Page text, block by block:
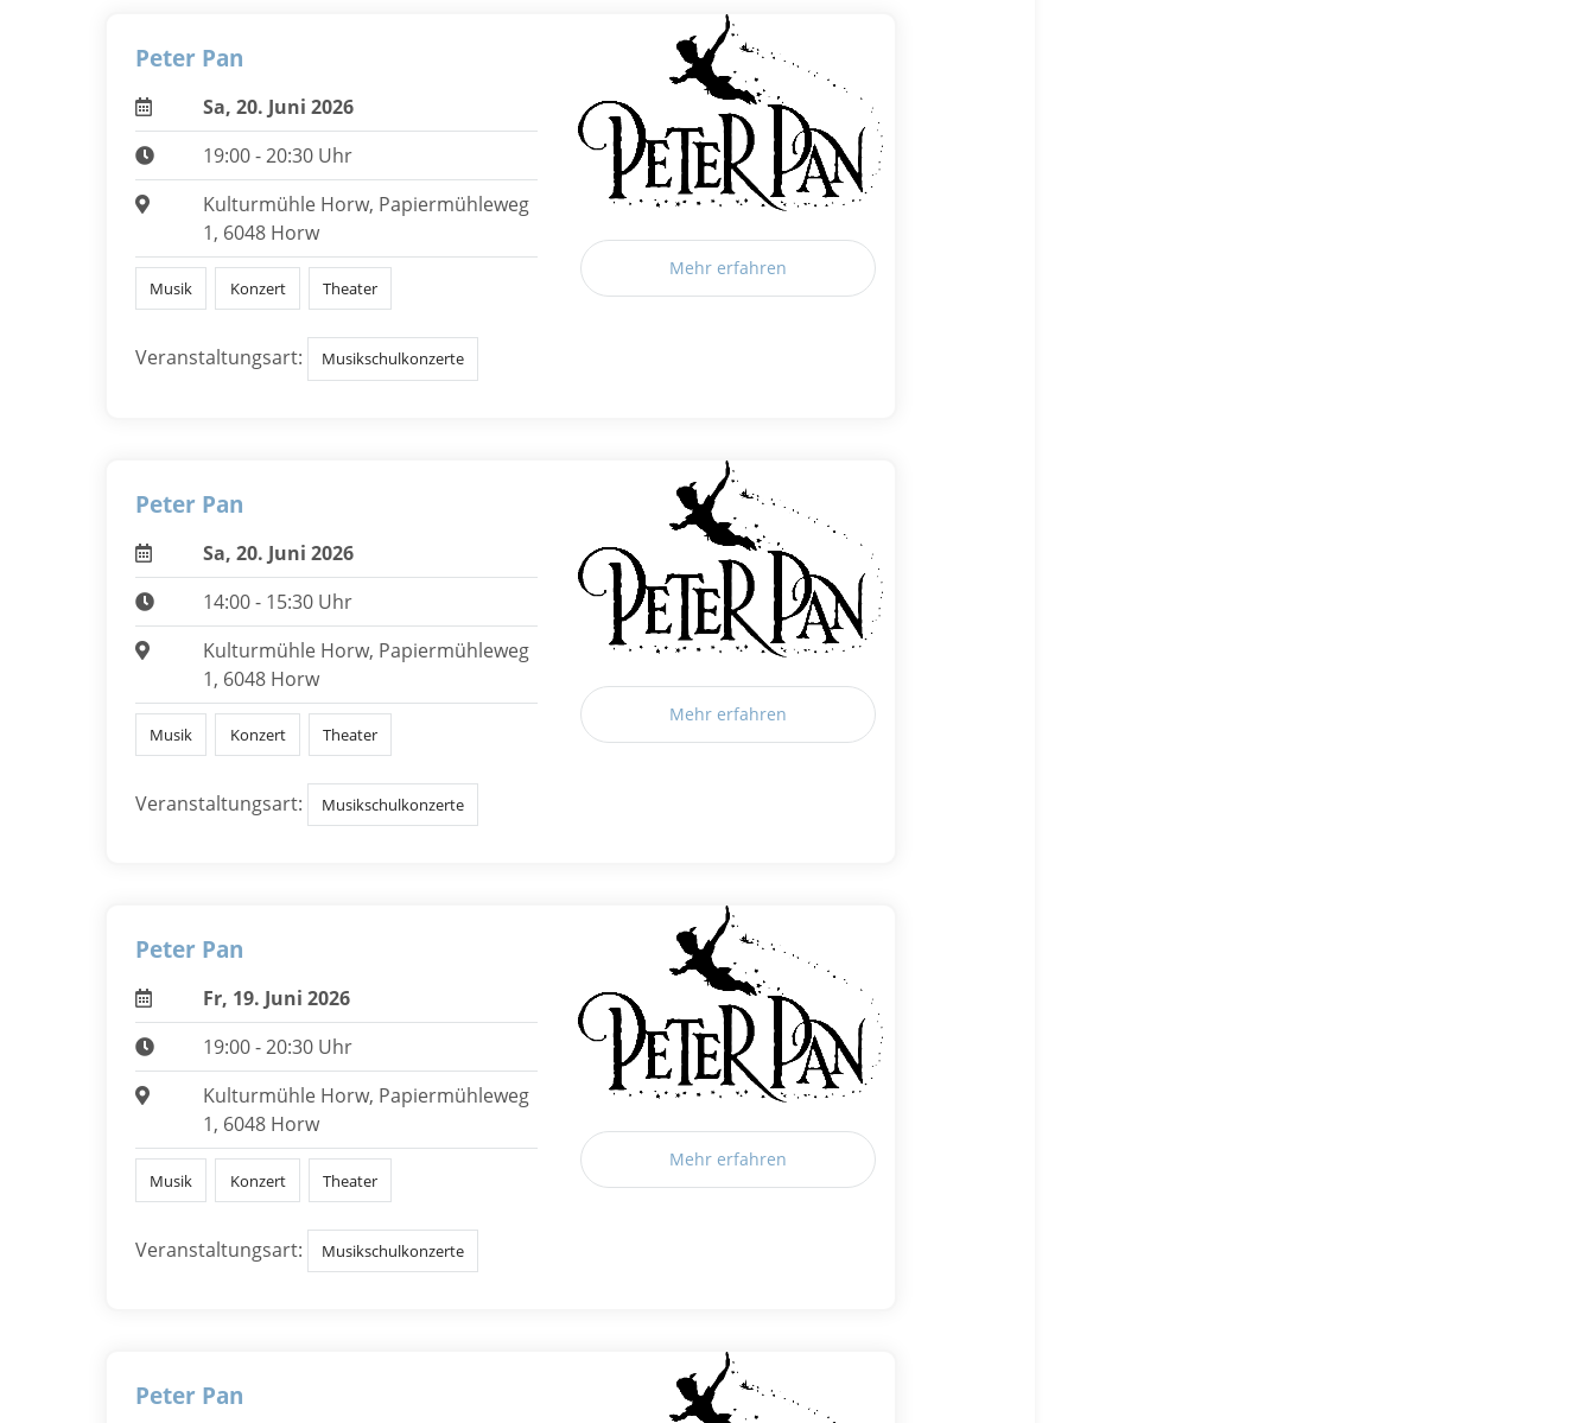
Peter Pan
Sa, 20. Juni 2026
19:00 - 20:30 Uhr
Kulturmühle Horw, Papiermühleweg
1, 6048 Horw
Musik Konzert Theater
Veranstaltungsart: Musikschulkonzerte
Mehr erfahren
Peter Pan
Sa, 20. Juni 2026
14:00 - 15:30 Uhr
Kulturmühle Horw, Papiermühleweg
1, 6048 Horw
Musik Konzert Theater
Veranstaltungsart: Musikschulkonzerte
Mehr erfahren
Peter Pan
Fr, 19. Juni 2026
19:00 - 20:30 Uhr
Kulturmühle Horw, Papiermühleweg
1, 6048 Horw
Musik Konzert Theater
Veranstaltungsart: Musikschulkonzerte
Mehr erfahren
Peter Pan